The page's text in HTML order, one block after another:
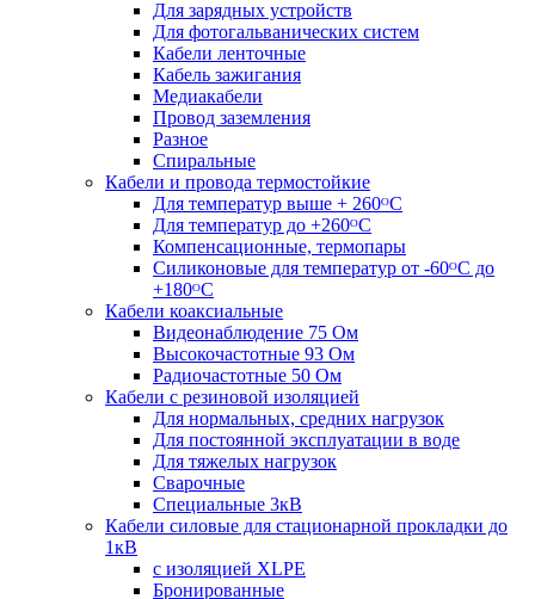
Для зарядных устройств
Для фотогальванических систем
Кабели ленточные
Кабель зажигания
Медиакабели
Провод заземления
Разное
Спиральные
Кабели и провода термостойкие
Для температур выше + 260ᴼС
Для температур до +260ᴼС
Компенсационные, термопары
Силиконовые для температур от -60ᴼC до
+180ᴼС
Кабели коаксиальные
Видеонаблюдение 75 Ом
Высокочастотные 93 Ом
Радиочастотные 50 Ом
Кабели с резиновой изоляцией
Для нормальных, средних нагрузок
Для постоянной эксплуатации в воде
Для тяжелых нагрузок
Сварочные
Специальные 3кВ
Кабели силовые для стационарной прокладки до
1кВ
c изоляцией XLPE
Бронированные